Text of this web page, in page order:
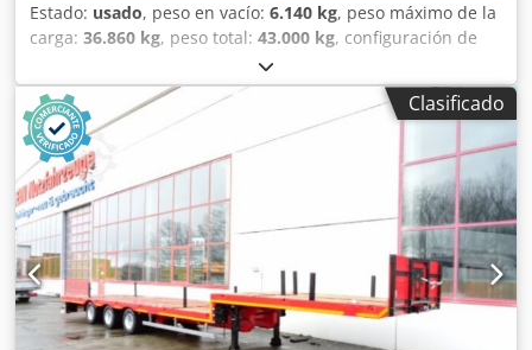
Estado: usado, peso en vacío: 6.140 kg, peso máximo de la
carga: 36.860 kg, peso total: 43.000 kg, configuración de
05/2019
tamaño del neumático:235/75R17,5, color:otro, tipo de
engranaje:otro
, tamaño del neumático delantero:
235/75R17,5
, tamaño del neumático trasero:
cabina del conductor:otro ninguno,
Equipamiento:ABS, freno de aire comprimido
, 8 cierres
para contenedores, soportes para largueros, ojales de
amarre, sobreprecio por rampas: 1.500 €, el vehículo se
ofrece por encargo del cliente, -- se reservan los derechos
a errores, omisiones y modificaciones, imágenes de
muestra --, más datos en: !, más detalles: ! Cedpezn Nx
Asfx Ag Toha
Clasificado